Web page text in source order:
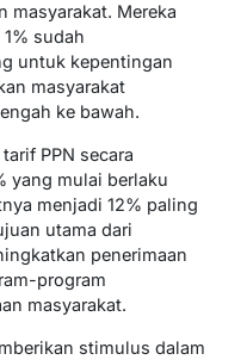
masyarakat. Mereka
sudah
untuk kepentingan
masyarakat
ke bawah.
PPN secara
yang mulai berlaku
menjadi 12% paling
utama dari
penerimaan
program
masyarakat.
stimulus dalam